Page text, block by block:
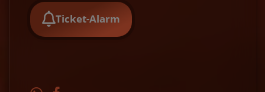
Ticket-Alarm